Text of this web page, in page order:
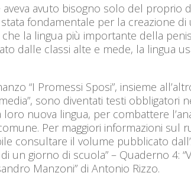
aveva avuto bisogno solo del proprio
fondamentale per la creazione di
che la lingua più importante della
dalle classi alte e mede, la lingua
“I Promessi Sposi”, insieme
sono diventati testi obbligatori
loro nuova lingua, per combattere
Per maggiori informazioni sul
consultare il volume pubblicato
di un giorno di scuola” – Quaderno 4:
Manzoni” di Antonio Rizzo.